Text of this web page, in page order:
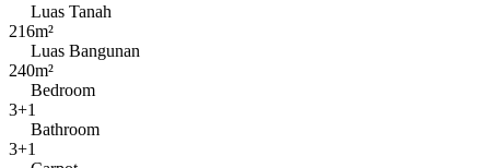
Luas Tanah
216m²
Luas Bangunan
240m²
Bedroom
3+1
Bathroom
3+1